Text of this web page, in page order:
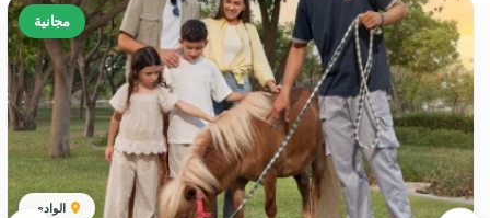
مجانية
الوادي